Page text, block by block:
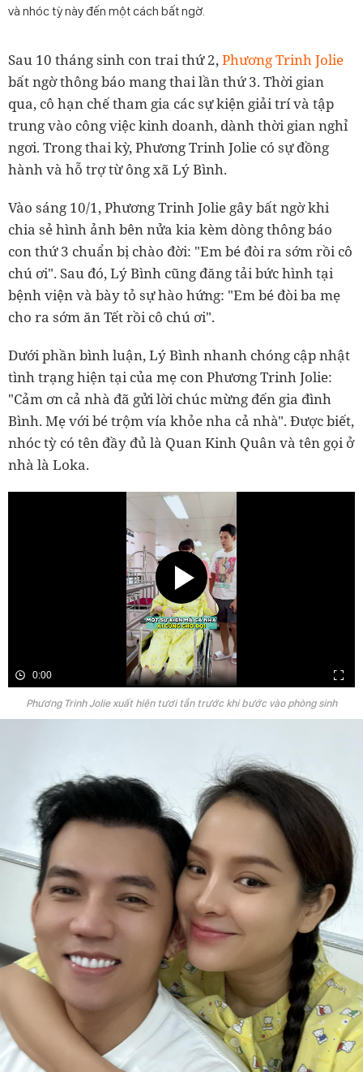
và nhóc tỳ này đến một cách bất ngờ.
Sau 10 tháng sinh con trai thứ 2,Phương Trinh Jolie
bất ngờ thông báo mang thai lần thứ 3. Thời gian
qua, cô hạn chế tham gia các sự kiện giải trí và tập
trung vào công việc kinh doanh, dành thời gian nghỉ
ngơi. Trong thai kỳ, Phương Trinh Jolie có sự đồng
hành và hỗ trợ từ ông xã Lý Bình.
Vào sáng 10/1, Phương Trinh Jolie gây bất ngờ khi
chia sẻ hình ảnh bên nửa kia kèm dòng thông báo
con thứ 3 chuẩn bị chào đời: "Em bé đòi ra sớm rồi cô
chú ơi". Sau đó, Lý Bình cũng đăng tải bức hình tại
bệnh viện và bày tỏ sự hào hứng: "Em bé đòi ba mẹ
cho ra sớm ăn Tết rồi cô chú ơi".
Dưới phần bình luận, Lý Bình nhanh chóng cập nhật
tình trạng hiện tại của mẹ con Phương Trinh Jolie:
"Cảm ơn cả nhà đã gửi lời chúc mừng đến gia đình
Bình. Mẹ với bé trộm vía khỏe nha cả nhà". Được biết,
nhóc tỳ có tên đầy đủ là Quan Kinh Quân và tên gọi ở
nhà là Loka.
0:00
Phương Trinh Jolie xuất hiện tươi tắn trước khi bước vào phòng sinh